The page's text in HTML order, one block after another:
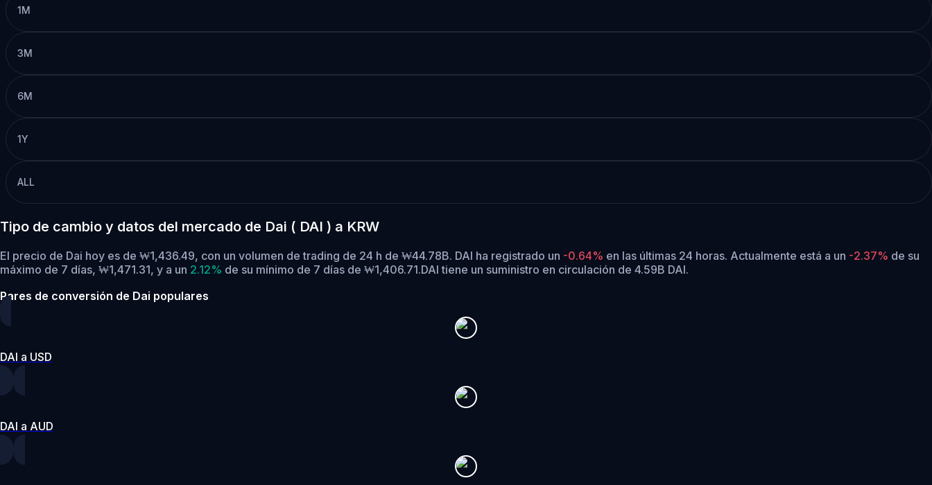
1M
3M
6M
1Y
ALL
Tipo de cambio y datos del mercado de Dai ( DAI ) a KRW
El precio de Dai hoy es de ₩1,436.49, con un volumen de trading de 24 h de ₩44.78B. DAI ha registrado un -0.64% en las últimas 24 horas. Actualmente está a un -2.37% de su
máximo de 7 días, ₩1,471.31, y a un 2.12% de su mínimo de 7 días de ₩1,406.71.DAI tiene un suministro en circulación de 4.59B DAI.
Pares de conversión de Dai populares
DAI a USD
DAI a AUD